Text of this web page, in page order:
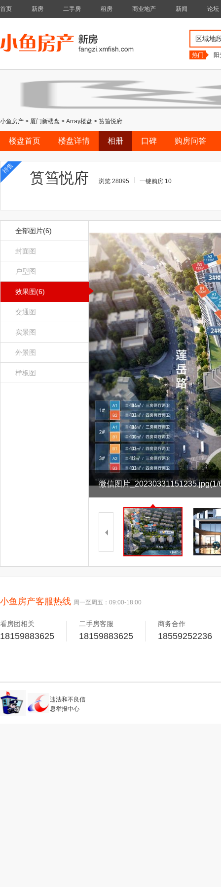
首页 新房 二手房 租房 商业地产 新闻 论坛
区域地
热门
小鱼房产 > 厦门新楼盘 > Array楼盘 > 筼筜悦府
楼盘首页 楼盘详情 相册 口碑 购房问答
待售
筼筜悦府 浏览 28095 一键购房 10
全部图片(6)
封面图
户型图
效果图(6)
交通图
实景图
外景图
样板图
微信图片_20230331151235.jpg(1/
小鱼房产客服热线 周一至周五：09:00-18:00
看房团相关
18159883625
二手房客服
18159883625
商务合作
18559252236
违法和不良信
息举报中心